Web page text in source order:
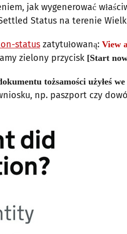
jak wygenerować
Status na terenie
status zatytułowaną: View
zielony przycisk [Start
tożsamości użyłeś
np. paszport czy